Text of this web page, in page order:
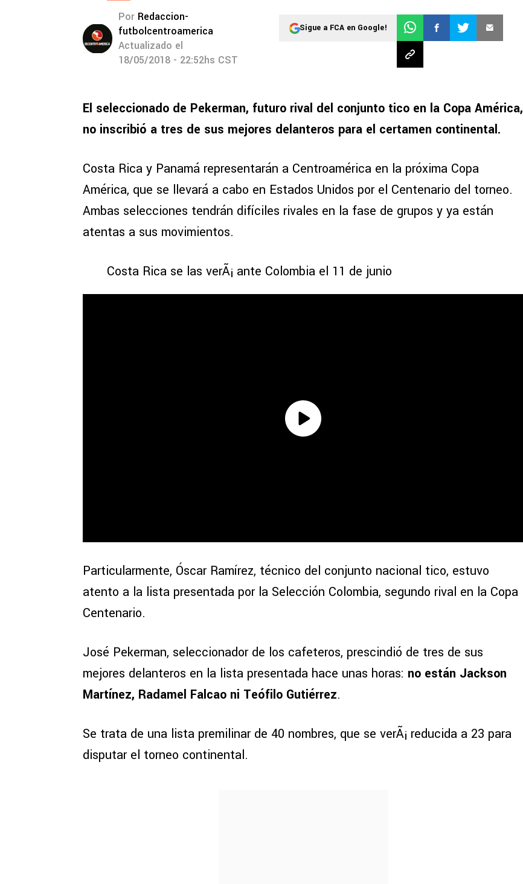
Por Redaccion-
futbolcentroamerica
Actualizado el
18/05/2018 - 22:52hs CST
Sigue a FCA en Google!
El seleccionado de Pekerman, futuro rival del conjunto tico en la Copa América,
no inscribió a tres de sus mejores delanteros para el certamen continental.
Costa Rica y Panamá representarán a Centroamérica en la próxima Copa
América, que se llevará a cabo en Estados Unidos por el Centenario del torneo.
Ambas selecciones tendrán difíciles rivales en la fase de grupos y ya están
atentas a sus movimientos.
Costa Rica se las verÃ¡ ante Colombia el 11 de junio
Particularmente, Óscar Ramírez, técnico del conjunto nacional tico, estuvo
atento a la lista presentada por la Selección Colombia, segundo rival en la Copa
Centenario.
José Pekerman, seleccionador de los cafeteros, prescindió de tres de sus
mejores delanteros en la lista presentada hace unas horas: no están Jackson
Martínez, Radamel Falcao ni Teófilo Gutiérrez.
Se trata de una lista premilinar de 40 nombres, que se verÃ¡ reducida a 23 para
disputar el torneo continental.